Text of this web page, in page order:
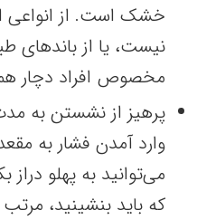
خشک است. از انواعی
نیست، یا از باندهای
مخصوص افراد دچار
پرهیز از نشستن به
وارد آمدن فشار به
می‌توانید به پهلو
که باید بنشینید،